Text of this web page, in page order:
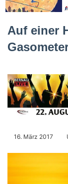
Auf einer
16. März 2017